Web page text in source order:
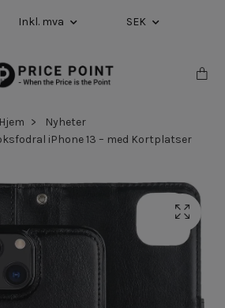
Inkl. mva SEK
Hjem
Nyheter
iPhone 13 – med Kortplatser